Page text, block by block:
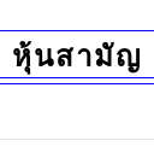
หุ้นสามัญ